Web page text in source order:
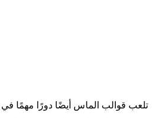
تلعب قوالب الماس أيضًا دورًا مهمًا في